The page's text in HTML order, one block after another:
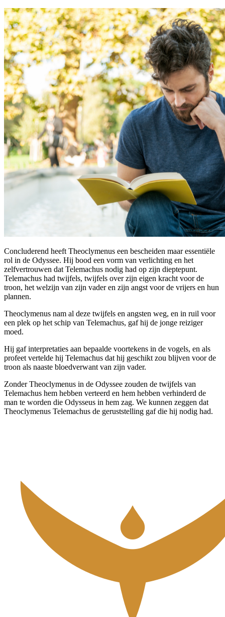
Concluderend heeft Theoclymenus een bescheiden maar essentiële
rol in de Odyssee. Hij bood een vorm van verlichting en het
zelfvertrouwen dat Telemachus nodig had op zijn dieptepunt.
Telemachus had twijfels, twijfels over zijn eigen kracht voor de
troon, het welzijn van zijn vader en zijn angst voor de vrijers en hun
plannen.
Theoclymenus nam al deze twijfels en angsten weg, en in ruil voor
een plek op het schip van Telemachus, gaf hij de jonge reiziger
moed.
Hij gaf interpretaties aan bepaalde voortekens in de vogels, en als
profeet vertelde hij Telemachus dat hij geschikt zou blijven voor de
troon als naaste bloedverwant van zijn vader.
Zonder Theoclymenus in de Odyssee zouden de twijfels van
Telemachus hem hebben verteerd en hem hebben verhinderd de
man te worden die Odysseus in hem zag. We kunnen zeggen dat
Theoclymenus Telemachus de geruststelling gaf die hij nodig had.